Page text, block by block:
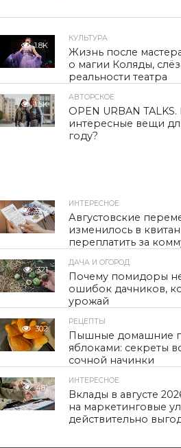
1.8K
КУЛЬТУРА
Жизнь после
о магии Коляды,
реальности театра
1.5K
АВТОРСКОЕ
OPEN URBAN
интересные вещи
году?
324
ИНТЕРЕСНОЕ
Августовские
изменилось в
переплатить за
321
ДАЧА И ОГОРОД
Почему помидоры
ошибок дачников,
урожай
302
РЕЦЕПТЫ
Пышные домашние
яблоками: секреты
сочной начинки
481
ИНТЕРЕСНОЕ
Вклады в августе
на маркетинговые
действительно